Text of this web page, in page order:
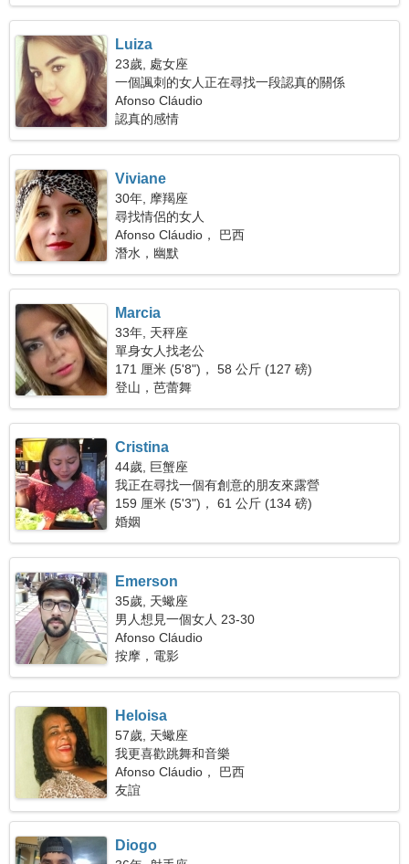
Luiza
23歲, 處女座
一個諷刺的女人正在尋找一段認真的關係
Afonso Cláudio
認真的感情
Viviane
30年, 摩羯座
尋找情侶的女人
Afonso Cláudio， 巴西
潛水，幽默
Marcia
33年, 天秤座
單身女人找老公
171 厘米 (5'8")， 58 公斤 (127 磅)
登山，芭蕾舞
Cristina
44歲, 巨蟹座
我正在尋找一個有創意的朋友來露營
159 厘米 (5'3")， 61 公斤 (134 磅)
婚姻
Emerson
35歲, 天蠍座
男人想見一個女人 23-30
Afonso Cláudio
按摩，電影
Heloisa
57歲, 天蠍座
我更喜歡跳舞和音樂
Afonso Cláudio， 巴西
友誼
Diogo